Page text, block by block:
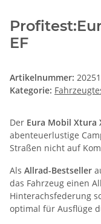
EF
Artikelnummer:
Kategorie:
Der Eura Mobil Xtura
abenteuerlustige
Straßen nicht auf
Als Allrad-Bestseller
das Fahrzeug einen
Hinterachsfederung
optimal für Ausflüge